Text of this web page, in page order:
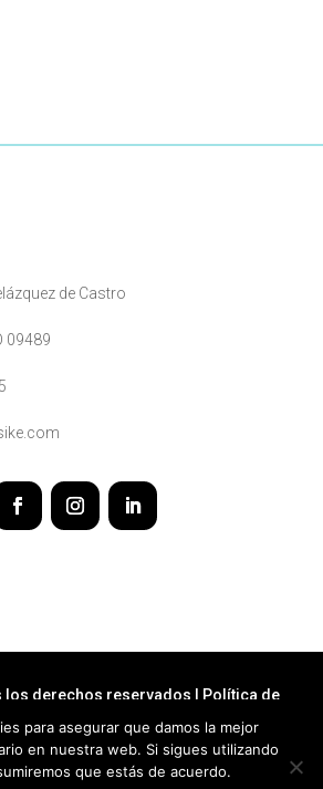
de Castro
09489
los derechos reservados |
Política de
para asegurar que damos la mejor
en nuestra web. Si sigues utilizando
que estás de acuerdo.